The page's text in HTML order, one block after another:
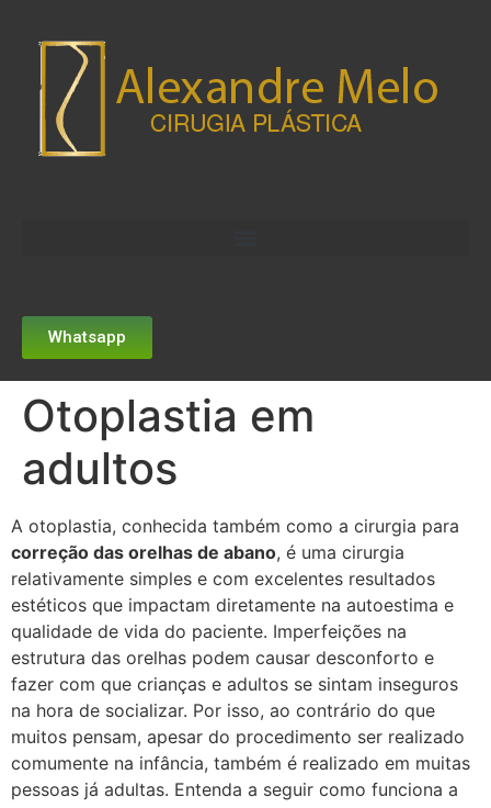
Whatsapp
Otoplastia em
adultos
A otoplastia, conhecida também como a cirurgia para
correção das orelhas de abano, é uma cirurgia
relativamente simples e com excelentes resultados
estéticos que impactam diretamente na autoestima e
qualidade de vida do paciente. Imperfeições na
estrutura das orelhas podem causar desconforto e
fazer com que crianças e adultos se sintam inseguros
na hora de socializar. Por isso, ao contrário do que
muitos pensam, apesar do procedimento ser realizado
comumente na infância, também é realizado em muitas
pessoas já adultas. Entenda a seguir como funciona a